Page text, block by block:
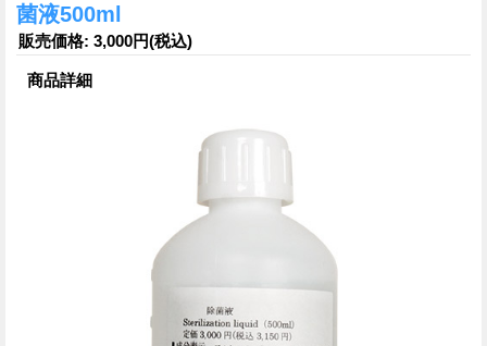
菌液500ml
販売価格: 3,000円(税込)
商品詳細